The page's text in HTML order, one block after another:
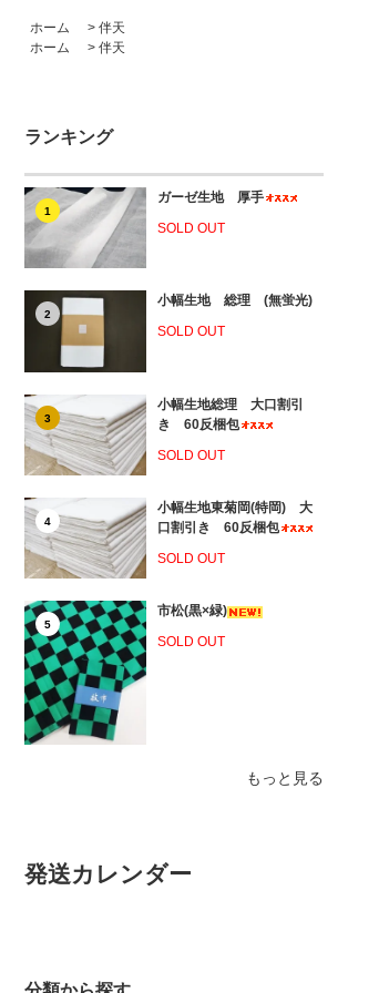
ホーム > 伴天
ホーム
> 伴天
ランキング
1
ガーゼ生地 厚手
SOLD OUT
2
小幅生地 総理 (無蛍光)
SOLD OUT
3
小幅生地総理 大口割引
き 60反梱包
SOLD OUT
4
小幅生地東菊岡(特岡) 大
口割引き 60反梱包
SOLD OUT
5
市松(黒×緑)
SOLD OUT
もっと見る
発送カレンダー